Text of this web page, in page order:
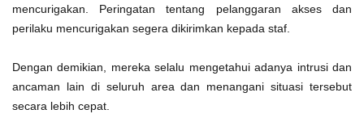
mencurigakan. Peringatan tentang pelanggaran akses dan
perilaku mencurigakan segera dikirimkan kepada staf.
Dengan demikian, mereka selalu mengetahui adanya intrusi dan
ancaman lain di seluruh area dan menangani situasi tersebut
secara lebih cepat.